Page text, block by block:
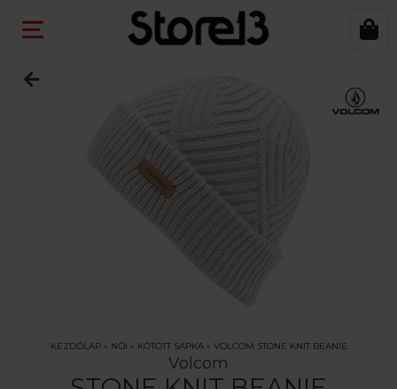
KEZDŐLAP» NŐI » KÖTÖTT SAPKA» VOLCOM STONE KNIT BEANIE
Volcom